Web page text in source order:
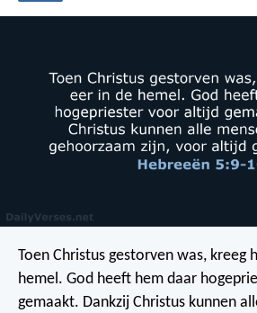
Toen Christus gestorven was, kreeg
hemel. God heeft hem daar
gemaakt. Dankzij Christus kunnen